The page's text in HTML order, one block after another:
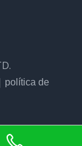
política de